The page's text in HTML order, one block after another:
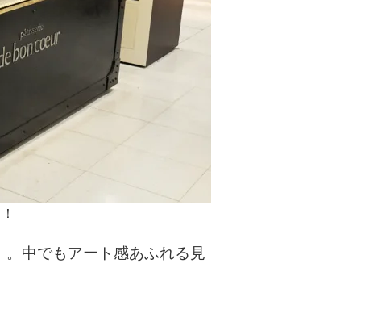
中でもアート感あふれる見